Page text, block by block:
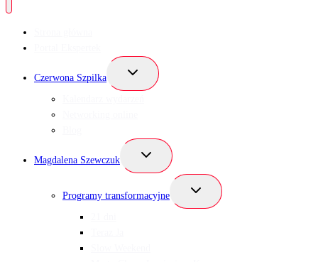
Czerwona Szpilka
Przełącz
podrzędne
Magdalena Szewczuk
Przełącz
podrzędne
Programy transformacyjne
Przełącz
podrzędne